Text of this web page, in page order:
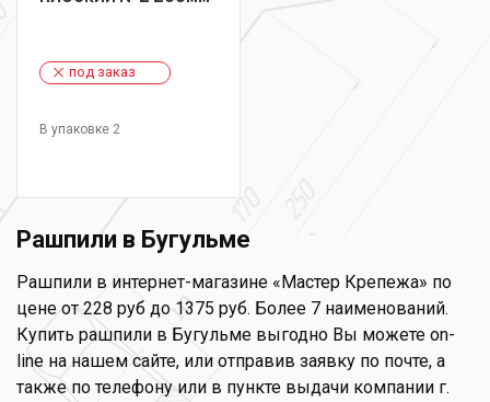
под заказ
В упаковке 2
Рашпили в Бугульме
Рашпили в интернет-магазине «Мастер Крепежа» по
цене от 228 руб до 1375 руб. Более 7 наименований.
Купить рашпили в Бугульме выгодно Вы можете on-
line на нашем сайте, или отправив заявку по почте, а
также по телефону или в пункте выдачи компании г.